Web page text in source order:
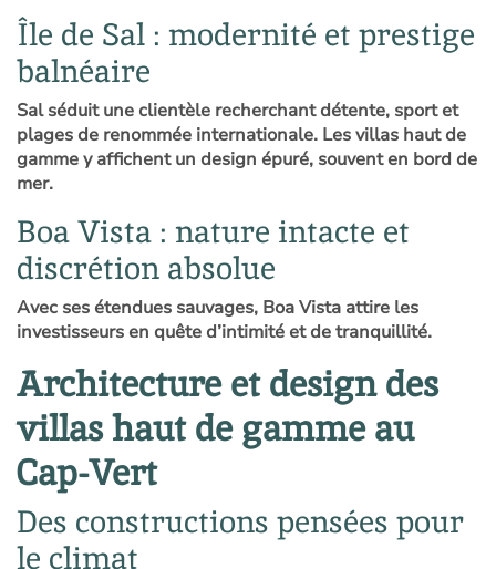
Île de Sal : modernité et prestige
balnéaire
Sal séduit une clientèle recherchant détente, sport et
plages de renommée internationale. Les villas haut de
gamme y affichent un design épuré, souvent en bord de
mer.
Boa Vista : nature intacte et
discrétion absolue
Avec ses étendues sauvages, Boa Vista attire les
investisseurs en quête d’intimité et de tranquillité.
Architecture et design des
villas haut de gamme au
Cap-Vert
Des constructions pensées pour
le climat